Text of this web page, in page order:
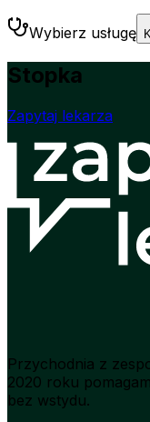
Wybierz usługę
Stopka
Zapytaj lekarza
Przychodnia z
2020 roku
bez wstydu.